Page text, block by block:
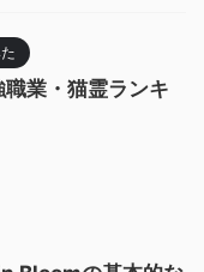
業・猫霊ランキ